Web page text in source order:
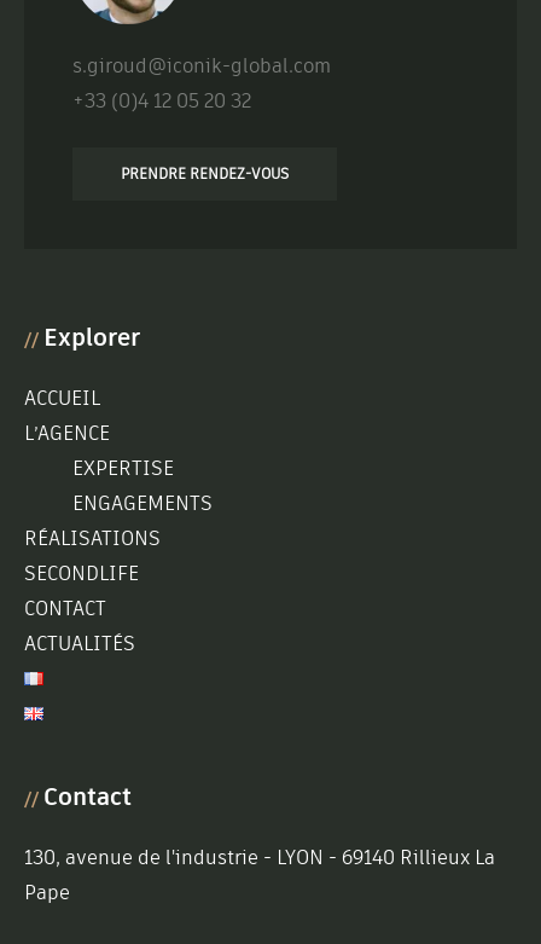
s.giroud@iconik-global.com
+33 (0)4 12 05 20 32
PRENDRE RENDEZ-VOUS
// Explorer
ACCUEIL
L’AGENCE
EXPERTISE
ENGAGEMENTS
RÉALISATIONS
SECONDLIFE
CONTACT
ACTUALITÉS
// Contact
130, avenue de l'industrie - LYON - 69140 Rillieux La
Pape